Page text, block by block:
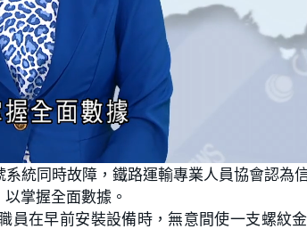
統同時故障，鐵路運輸專業人員協會認為
掌握全面數據。
員在早前安裝設備時，無意間使一支螺紋